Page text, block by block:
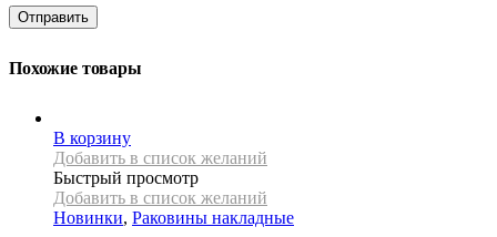
Похожие товары
В корзину
Добавить в список желаний
Быстрый просмотр
Добавить в список желаний
Новинки, Раковины накладные